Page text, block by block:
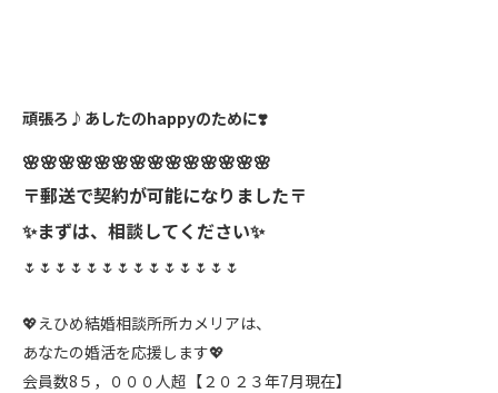
頑張ろ ♪ あしたのhappyのために❣️
🌸🌸🌸🌸🌸🌸🌸🌸🌸🌸🌸🌸🌸🌸
〒郵送で契約が可能になりました〒
✨まずは、相談してください✨
🌷🌷🌷🌷🌷🌷🌷🌷🌷🌷🌷🌷🌷🌷
💖えひめ結婚相談所所カメリアは、
あなたの婚活を応援します💖
会員数8 ５，０００人超【２０２３年7月現在】